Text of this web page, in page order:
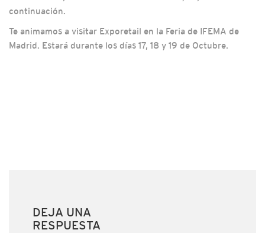
continuación.
Te animamos a visitar Exporetail en la Feria de IFEMA de
Madrid. Estará durante los días 17, 18 y 19 de Octubre.
DEJA UNA
RESPUESTA